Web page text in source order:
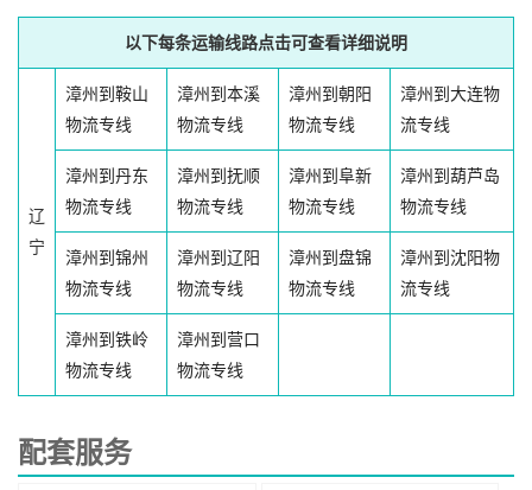
以下每条运输线路点击可查看详细说明
辽
宁
漳州到鞍山
物流专线
漳州到本溪
物流专线
漳州到朝阳
物流专线
漳州到大连物
流专线
漳州到丹东
物流专线
漳州到抚顺
物流专线
漳州到阜新
物流专线
漳州到葫芦岛
物流专线
漳州到锦州
物流专线
漳州到辽阳
物流专线
漳州到盘锦
物流专线
漳州到沈阳物
流专线
漳州到铁岭
物流专线
漳州到营口
物流专线
配套服务